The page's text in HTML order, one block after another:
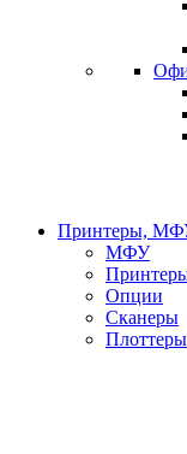
Принтеры,
МФУ
Опции
Сканеры
Плоттеры